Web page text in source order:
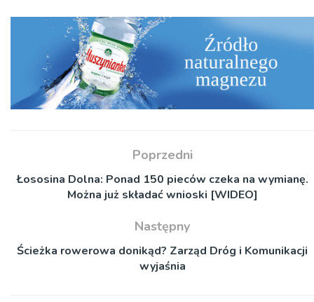
Poprzedni
Łososina Dolna: Ponad 150 pieców czeka na wymianę.
Można już składać wnioski [WIDEO]
Następny
Ścieżka rowerowa donikąd? Zarząd Dróg i Komunikacji
wyjaśnia